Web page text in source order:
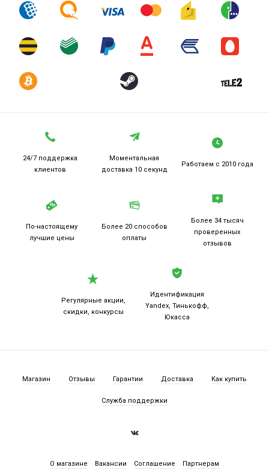
24/7 поддержка
клиентов
Моментальная
доставка 10 секунд
Работаем с 2010 года
По-настоящему
лучшие цены
Более 20 способов
оплаты
Более 34 тысяч
проверенных
отзывов
Регулярные акции,
скидки, конкурсы
Идентификация
Yandex, Тинькофф,
Юкасса
Магазин Отзывы Гарантии Доставка Как купить
Служба поддержки
О магазине Вакансии Соглашение Партнерам